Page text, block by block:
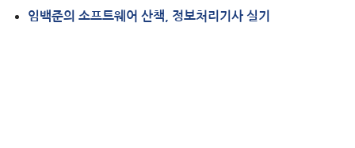
임백준의 소프트웨어 산책, 정보처리기사 실기